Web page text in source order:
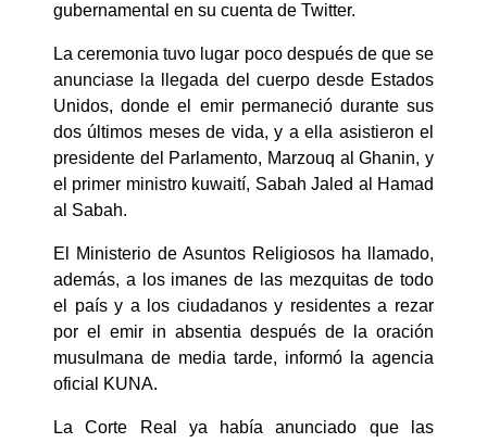
gubernamental en su cuenta de Twitter.
La ceremonia tuvo lugar poco después de que se
anunciase la llegada del cuerpo desde Estados
Unidos, donde el emir permaneció durante sus
dos últimos meses de vida, y a ella asistieron el
presidente del Parlamento, Marzouq al Ghanin, y
el primer ministro kuwaití, Sabah Jaled al Hamad
al Sabah.
El Ministerio de Asuntos Religiosos ha llamado,
además, a los imanes de las mezquitas de todo
el país y a los ciudadanos y residentes a rezar
por el emir in absentia después de la oración
musulmana de media tarde, informó la agencia
oficial KUNA.
La Corte Real ya había anunciado que las